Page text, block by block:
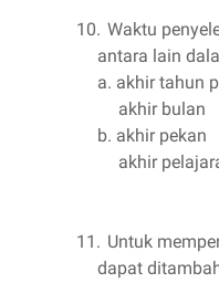
10. Waktu
antara lain
a. akhir tahun
akhir bulan
b. akhir pekan
akhir
11. Untuk
dapat